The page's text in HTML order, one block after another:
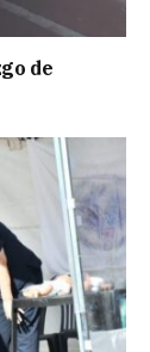
de